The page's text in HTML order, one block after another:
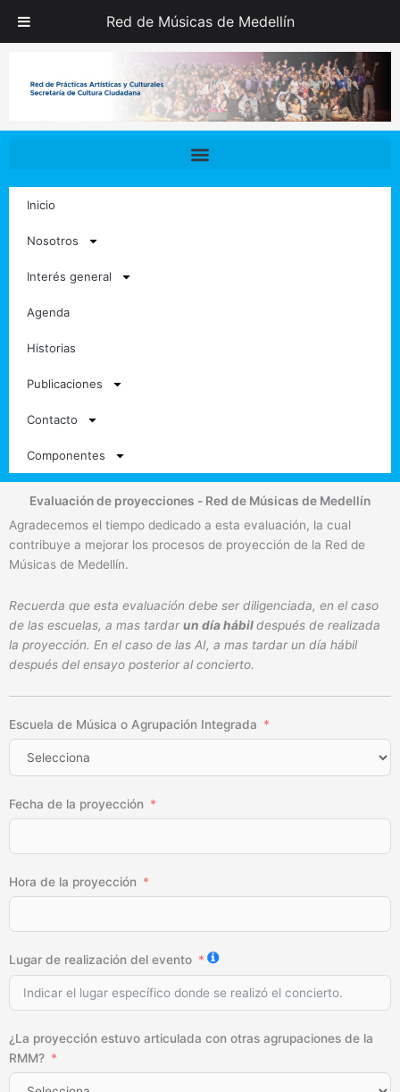
Red de Músicas de Medellín
Inicio
Nosotros
Interés general
Agenda
Historias
Publicaciones
Contacto
Componentes
Evaluación de proyecciones - Red de Músicas de Medellín
Agradecemos el tiempo dedicado a esta evaluación, la cual
contribuye a mejorar los procesos de proyección de la Red de
Músicas de Medellín.
Recuerda que esta evaluación debe ser diligenciada, en el caso
de las escuelas, a mas tardar un día hábildespués de realizada
la proyección. En el caso de las AI, a mas tardar un día hábil
después del ensayo posterior al concierto.
Escuela de Música o Agrupación Integrada
Fecha de la proyección
Hora de la proyección
Lugar de realización del evento
¿La proyección estuvo articulada con otras agrupaciones de la
RMM?